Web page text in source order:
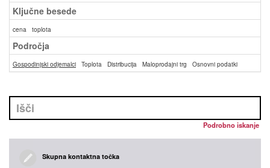
Ključne besede
cena toplota
Področja
Gospodinjski odjemalci Toplota Distribucija Maloprodajni trg Osnovni podatki
Podrobno iskanje
Skupna kontaktna točka